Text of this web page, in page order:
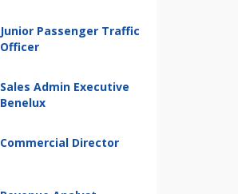
Junior Passenger Traffic
Officer
Sales Admin Executive
Benelux
Commercial Director